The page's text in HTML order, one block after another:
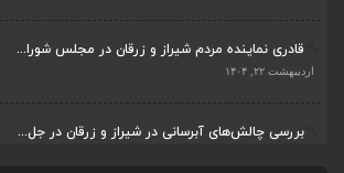
قادری نماینده مردم شیراز و زرقان در مجلس شورا...
اردیبهشت ۲۲, ۱۴۰۴
بررسی چالش‌های آبرسانی در شیراز و زرقان در جل...
پیگیری دکتر قادری و سایر نمایندگان شیراز ارتق...